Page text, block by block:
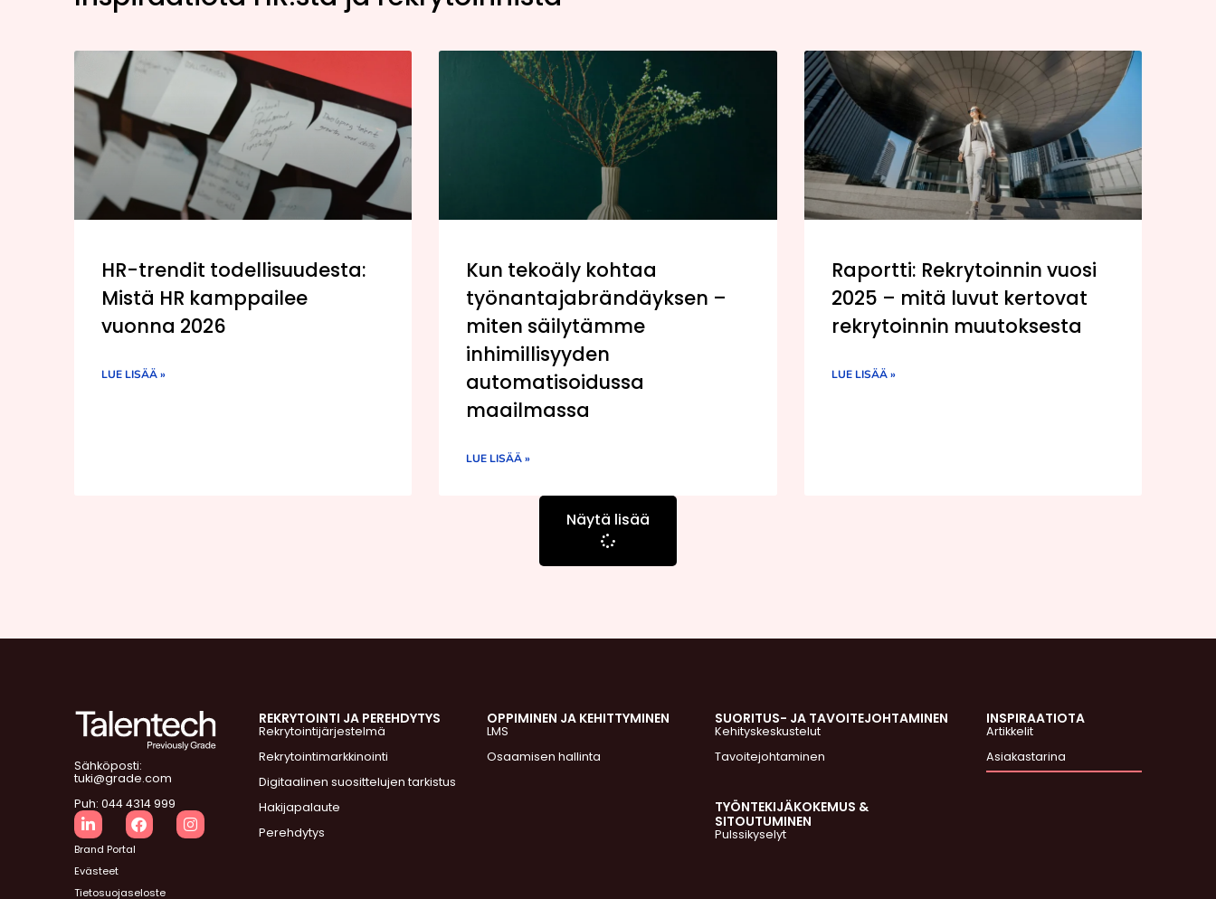
HR-trendit todellisuudesta:
Mistä HR kamppailee
vuonna 2026
LUE LISÄÄ »
Kun tekoäly kohtaa
työnantajabrändäyksen –
miten säilytämme
inhimillisyyden
automatisoidussa
maailmassa
LUE LISÄÄ »
Raportti: Rekrytoinnin vuosi
2025 – mitä luvut kertovat
rekrytoinnin muutoksesta
LUE LISÄÄ »
Näytä lisää
Sähköposti:
tuki@grade.com
Puh: 044 4314 999
Brand Portal
Evästeet
Tietosuojaseloste
REKRYTOINTI JA PEREHDYTYS
Rekrytointijärjestelmä
Rekrytointimarkkinointi
Digitaalinen suosittelujen tarkistus
Hakijapalaute
Perehdytys
OPPIMINEN JA KEHITTYMINEN
LMS
Osaamisen hallinta
SUORITUS- JA TAVOITEJOHTAMINEN
Kehityskeskustelut
Tavoitejohtaminen
TYÖNTEKIJÄKOKEMUS &
SITOUTUMINEN
Pulssikyselyt
INSPIRAATIOTA
Artikkelit
Asiakastarina